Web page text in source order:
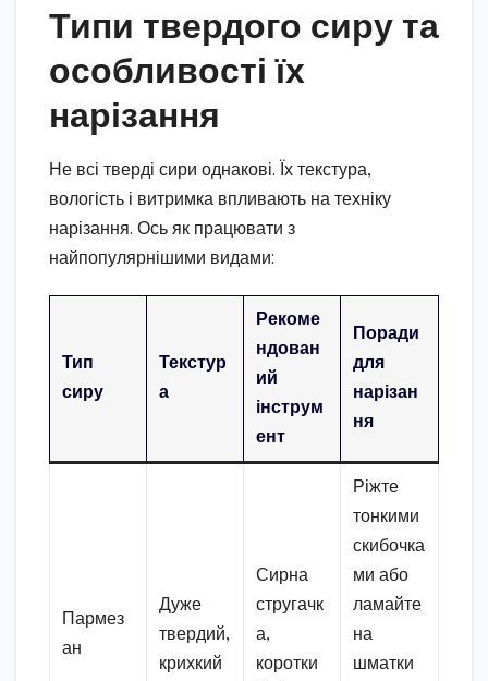
Типи твердого сиру та
особливості їх
нарізання
Не всі тверді сири однакові. Їх текстура,
вологість і витримка впливають на техніку
нарізання. Ось як працювати з
найпопулярнішими видами:
Тип
сиру
Текстур
а
Рекоме
ндован
ий
інструм
ент
Поради
для
нарізан
ня
Пармез
ан
Дуже
твердий,
крихкий
Сирна
стругачк
а,
коротки
Ріжте
тонкими
скибочка
ми або
ламайте
на
шматки